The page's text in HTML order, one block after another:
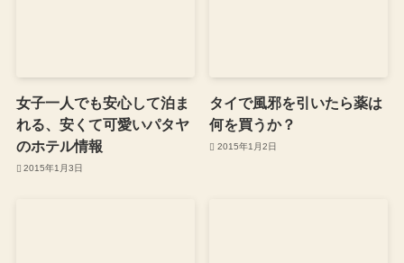
女子一人でも安心して泊ま
れる、安くて可愛いパタヤ
のホテル情報
2015年1月3日
タイで風邪を引いたら薬は
何を買うか？
2015年1月2日